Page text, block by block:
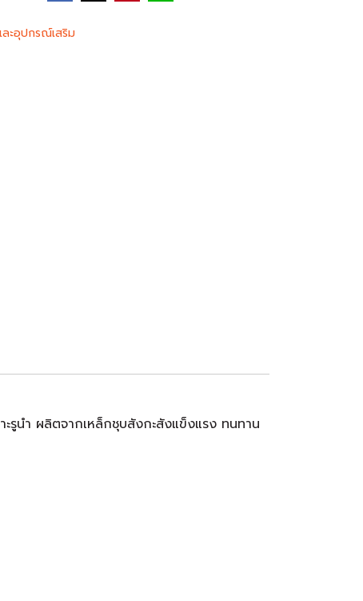
ะอุปกรณ์เสริม
ะรูนำ ผลิตจากเหล็กชุบสังกะสังแข็งแรง ทนทาน